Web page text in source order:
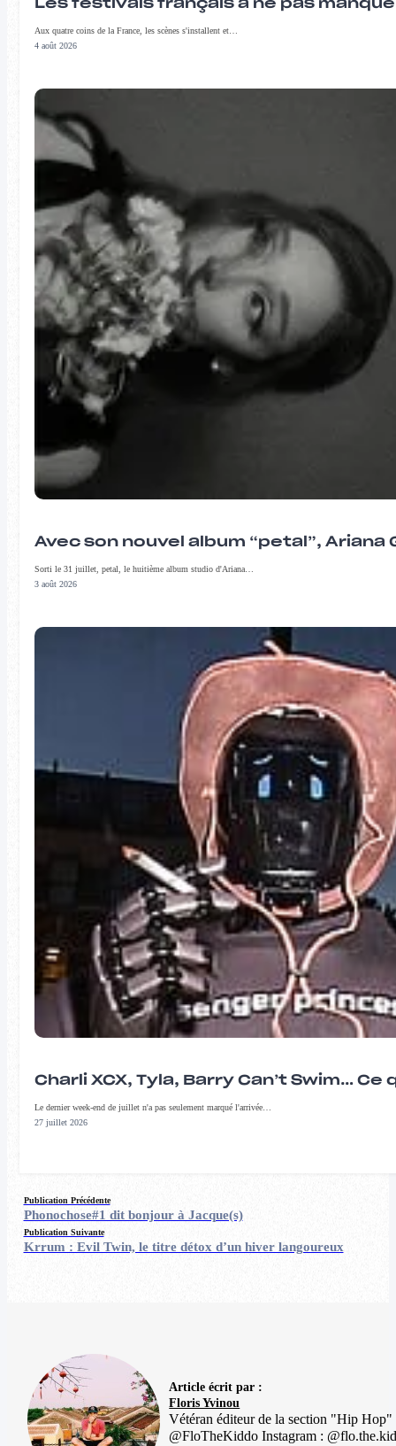
Les festivals français à ne pas
Aux quatre coins de la France, les scènes s'installent et…
4 août 2026
Avec son nouvel album “petal”,
Sorti le 31 juillet, petal, le huitième album studio d'Ariana…
3 août 2026
Charli XCX, Tyla, Barry Can’t Swim…
Le dernier week-end de juillet n'a pas seulement marqué l'arrivée…
27 juillet 2026
Publication Précédente
Phonochose#1 dit bonjour à Jacque(s)
Publication Suivante
Krrum : Evil Twin, le titre détox d’un hiver langoureux
Article écrit par :
Floris Yvinou
Vétéran éditeur de la section "Hip Hop"
@FloTheKiddo Instagram :